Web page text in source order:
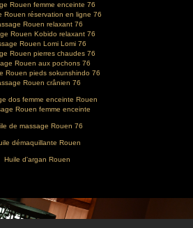
Rouen femme enceinte 76
Rouen réservation en ligne 76
Rouen relaxant 76
Rouen Kobido relaxant 76
Rouen Lomi Lomi 76
Rouen pierres chaudes 76
Rouen aux pochons 76
Rouen pieds sokunshindo 76
Rouen crânien 76
dos femme enceinte Rouen
Rouen femme enceinte
de massage Rouen 76
démaquillante Rouen
Huile d'argan Rouen